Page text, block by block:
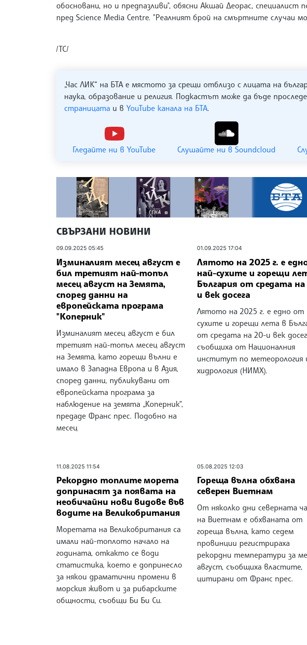
обосновани, но и предпазливи", обясни Акшай Деорас, специалист
пред Science Media Centre. "Реалният брой на смъртните случаи
/ТС/
„Час ЛИК“ на БТА е мястото за срещи отблизо с лицата на
наука, образование и религия. Подкастът може да бъде
страницата и в YouTube канала на БТА.
Гледайте ни в YouTube Слушайте ни в Soundcloud
СВЪРЗАНИ НОВИНИ
09.09.2025 05:45
Изминалият месец август е
бил третият най-топъл
месец август на Земята,
според данни на
европейската програма
"Коперник"
Изминалият месец август е бил
третият най-топъл месец август
на Земята, като горещи вълни е
имало в Западна Европа и в Азия,
според данни, публикувани от
европейската програма за
наблюдение на земята „Коперник“,
предаде Франс прес. Подобно на
месец
01.09.2025 17:04
Лятото на 2025 г. е
най-сухите и горещи
България от средата
и век досега
Лятото на 2025 г. е едно от
сухите и горещи лета в
от средата на 20-и век
съобщиха от Националния
институт по метеорология
хидрология (НИМХ).
11.08.2025 11:54
Рекордно топлите морета
допринасят за появата на
необичайни нови видове във
водите на Великобритания
Моретата на Великобритания са
имали най-топлото начало на
годината, откакто се води
статистика, което е допринесло
за някои драматични промени в
морския живот и за рибарските
общности, съобщи Би Би Си.
05.08.2025 12:03
Гореща вълна обхвана
северен Виетнам
От няколко дни северната
на Виетнам е обхваната от
гореща вълна, като седем
провинции регистрираха
рекордни температури за
август, съобщиха властите,
цитирани от Франс прес.